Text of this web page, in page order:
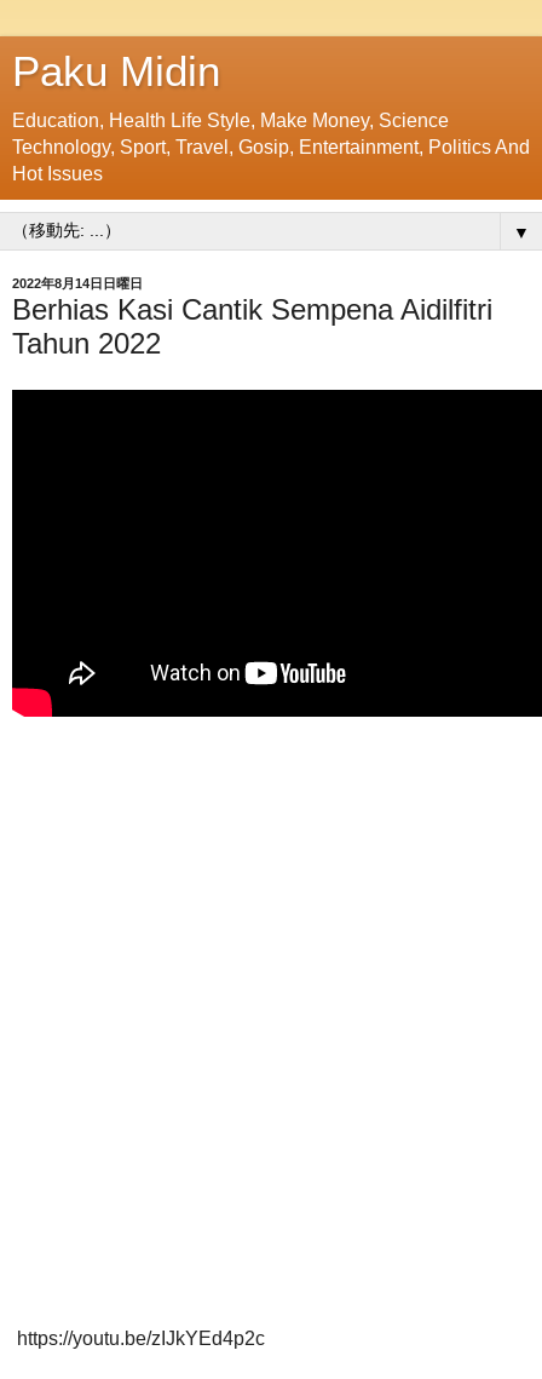
Paku Midin
Education, Health Life Style, Make Money, Science
Technology, Sport, Travel, Gosip, Entertainment, Politics And
Hot Issues
▼
2022年8月14日日曜日
Berhias Kasi Cantik Sempena Aidilfitri
Tahun 2022
https://youtu.be/zIJkYEd4p2c